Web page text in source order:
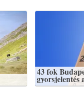
43 fok
gyorsjelentés